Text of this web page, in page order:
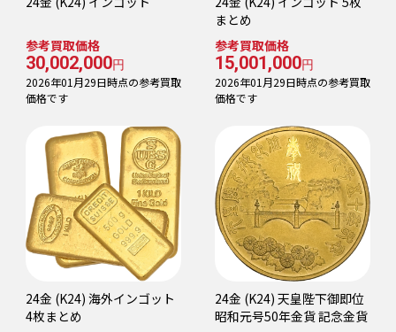
参考買取価格
30,002,000円
2026年01月29日時点の参考買取
価格です
まとめ
参考買取価格
15,001,000円
2026年01月29日時点の参考買取
価格です
24金 (K24) 海外インゴット
4枚まとめ
24金 (K24) 天皇陛下御即位
昭和元号50年金貨 記念金貨